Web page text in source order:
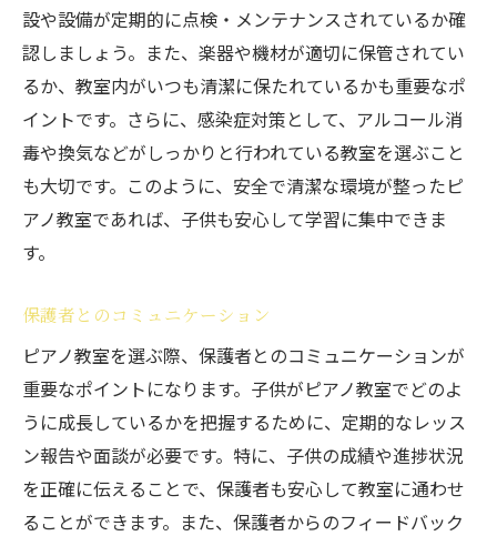
設や設備が定期的に点検・メンテナンスされているか確
認しましょう。また、楽器や機材が適切に保管されてい
るか、教室内がいつも清潔に保たれているかも重要なポ
イントです。さらに、感染症対策として、アルコール消
毒や換気などがしっかりと行われている教室を選ぶこと
も大切です。このように、安全で清潔な環境が整ったピ
アノ教室であれば、子供も安心して学習に集中できま
す。
保護者とのコミュニケーション
ピアノ教室を選ぶ際、保護者とのコミュニケーションが
重要なポイントになります。子供がピアノ教室でどのよ
うに成長しているかを把握するために、定期的なレッス
ン報告や面談が必要です。特に、子供の成績や進捗状況
を正確に伝えることで、保護者も安心して教室に通わせ
ることができます。また、保護者からのフィードバック